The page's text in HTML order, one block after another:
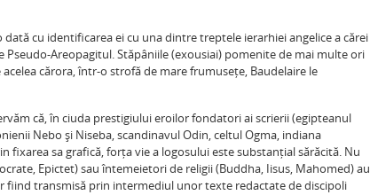
cu identificarea ei cu una dintre treptele ierarhiei angelice a cărei
Areopagitul. Stăpâniile (exousiai) pomenite de mai multe ori
cărora, într-o strofă de mare frumusețe, Baudelaire le
că, în ciuda prestigiului eroilor fondatori ai scrierii (egipteanul
Nebo și Niseba, scandinavul Odin, celtul Ogma, indiana
fixarea sa grafică, forța vie a logosului este substanțial sărăcită. Nu
Epictet) sau întemeietori de religii (Buddha, Iisus, Mahomed) au
fiind transmisă prin intermediul unor texte redactate de discipoli